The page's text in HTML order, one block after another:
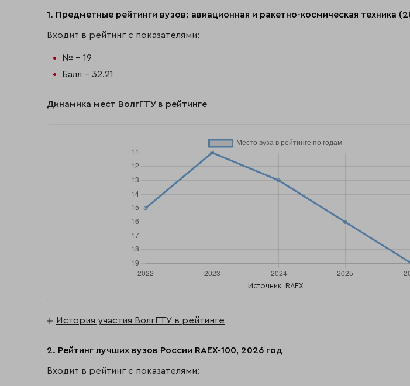
1. Предметные рейтинги вузов: авиационная и ракетно-космическая техника
Входит в рейтинг с показателями:
№ - 19
Балл - 32.21
Динамика мест ВолгГТУ в рейтинге
Источник: RAEX
История участия ВолгГТУ в рейтинге
2. Рейтинг лучших вузов России RAEX-100, 2026 год
Входит в рейтинг с показателями: